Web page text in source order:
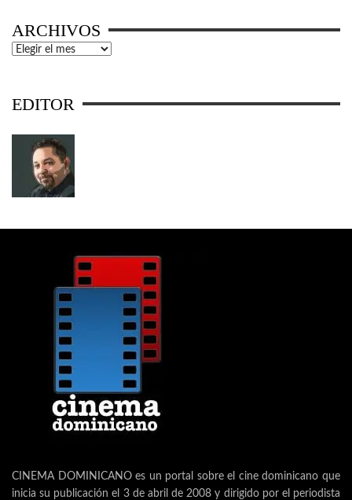
ARCHIVOS
Archivos
EDITOR
CINEMA DOMINICANO es un portal sobre el cine dominicano que
inicia su publicación el 3 de abril de 2008 y dirigido por el periodista